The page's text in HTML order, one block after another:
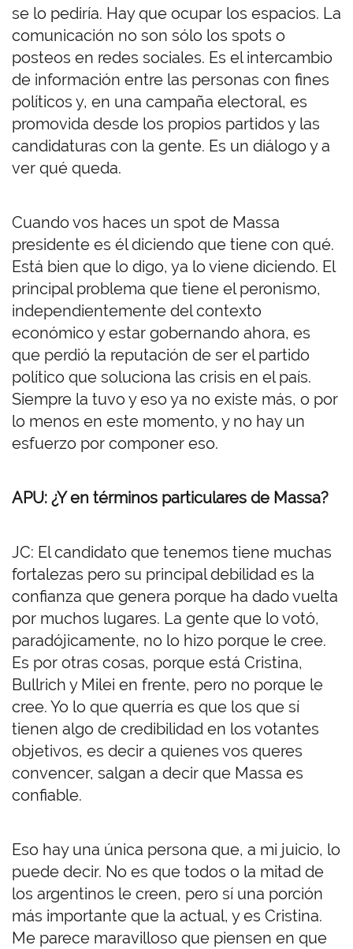
se lo pediría. Hay que ocupar los espacios. La
comunicación no son sólo los spots o
posteos en redes sociales. Es el intercambio
de información entre las personas con fines
políticos y, en una campaña electoral, es
promovida desde los propios partidos y las
candidaturas con la gente. Es un diálogo y a
ver qué queda.
Cuando vos haces un spot de Massa
presidente es él diciendo que tiene con qué.
Está bien que lo digo, ya lo viene diciendo. El
principal problema que tiene el peronismo,
independientemente del contexto
económico y estar gobernando ahora, es
que perdió la reputación de ser el partido
político que soluciona las crisis en el país.
Siempre la tuvo y eso ya no existe más, o por
lo menos en este momento, y no hay un
esfuerzo por componer eso.
APU: ¿Y en términos particulares de Massa?
JC: El candidato que tenemos tiene muchas
fortalezas pero su principal debilidad es la
confianza que genera porque ha dado vuelta
por muchos lugares. La gente que lo votó,
paradójicamente, no lo hizo porque le cree.
Es por otras cosas, porque está Cristina,
Bullrich y Milei en frente, pero no porque le
cree. Yo lo que querría es que los que sí
tienen algo de credibilidad en los votantes
objetivos, es decir a quienes vos queres
convencer, salgan a decir que Massa es
confiable.
Eso hay una única persona que, a mi juicio, lo
puede decir. No es que todos o la mitad de
los argentinos le creen, pero sí una porción
más importante que la actual, y es Cristina.
Me parece maravilloso que piensen en que